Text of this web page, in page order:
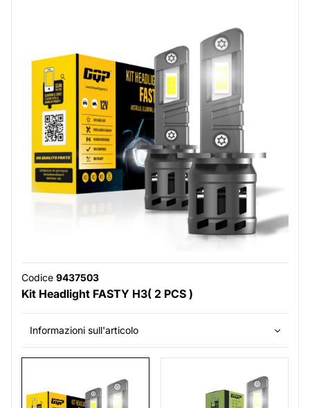
Codice 9437503
Kit Headlight FASTY H3( 2 PCS )
Informazioni sull'articolo